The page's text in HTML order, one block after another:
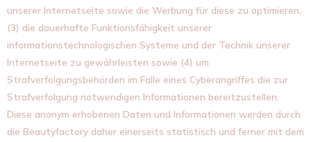
unserer Internetseite sowie die Werbung für diese zu optimieren,
(3) die dauerhafte Funktionsfähigkeit unserer
informationstechnologischen Systeme und der Technik unserer
Internetseite zu gewährleisten sowie (4) um
Strafverfolgungsbehörden im Falle eines Cyberangriffes die zur
Strafverfolgung notwendigen Informationen bereitzustellen.
Diese anonym erhobenen Daten und Informationen werden durch
die Beautyfactory daher einerseits statistisch und ferner mit dem